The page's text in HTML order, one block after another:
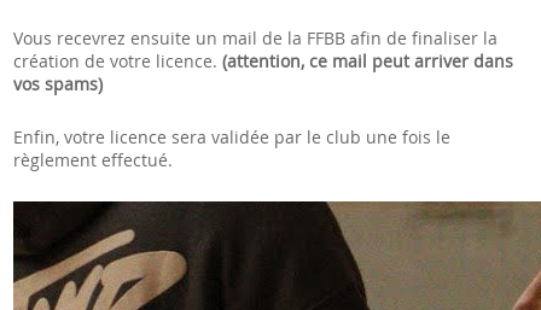
Vous recevrez ensuite un mail de la FFBB afin de finaliser la
création de votre licence.(attention, ce mail peut arriver dans
vos spams)
Enfin, votre licence sera validée par le club une fois le
règlement effectué.